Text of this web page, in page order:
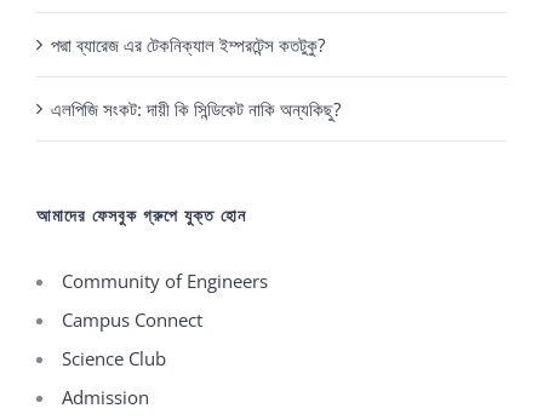
পদ্মা ব্যারেজ এর টেকনিক্যাল ইম্পরটেন্স কতটুকু?
এলপিজি সংকট: দায়ী কি সিন্ডিকেট নাকি অন্যকিছু?
আমাদের ফেসবুক গ্রুপে যুক্ত হোন
Community of Engineers
Campus Connect
Science Club
Admission